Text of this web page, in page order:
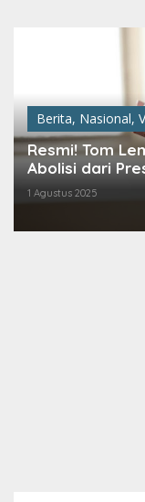
Berita, Nasional,
Resmi! Tom
Abolisi dari
1 Agustus 2025